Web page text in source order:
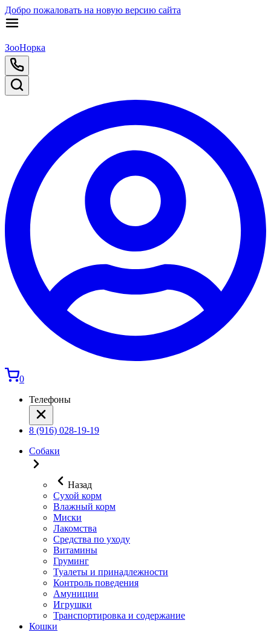
Добро пожаловать на новую версию сайта
ЗооНорка
0
Телефоны
8 (916) 028-19-19
Собаки
Назад
Сухой корм
Влажный корм
Миски
Лакомства
Средства по уходу
Витамины
Груминг
Туалеты и принадлежности
Контроль поведения
Амуниции
Игрушки
Транспортировка и содержание
Кошки